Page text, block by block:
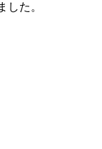
した。